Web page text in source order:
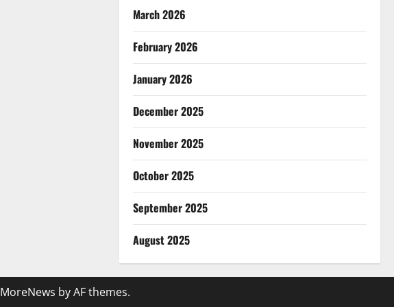
March 2026
February 2026
January 2026
December 2025
November 2025
October 2025
September 2025
August 2025
MoreNews by AF themes.